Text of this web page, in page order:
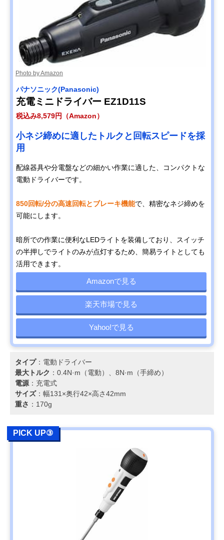
Photo by Amazon
パナソニック(Panasonic)
充電ミニドライバー EZ1D11S
税込み8,579円（Amazon）
小ネジ締めに適したトルクと回転スピードを採
用
配線器具や分電盤などの細かい作業に適した、コンパクトな
電動ドライバーです。
850回転/分の高速回転とブレーキ機能で、精密なネジ締めを
可能にします。
暗所での作業に便利なLEDライトを装備しており、スイッチ
の半押しでライトのみが点灯するため、簡易ライトとしても
活用できます。
Amazonで見る
楽天市場で見る
Yahoo!で見る
タイプ：電動ドライバー
最大トルク ：0.4N·m（電動）、8N·m（手締め）
電源 ：充電式
サイズ：幅131×奥行42×高さ42mm
重さ ：170g
PICK UP③